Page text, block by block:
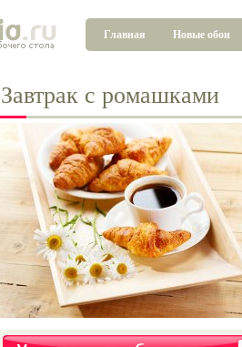
Главная Новые обои
Завтрак с ромашками